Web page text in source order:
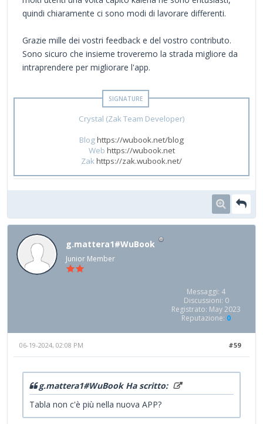
quindi chiaramente ci sono modi di lavorare differenti.
Grazie mille dei vostri feedback e del vostro contributo.
Sono sicuro che insieme troveremo la strada migliore da
intraprendere per migliorare l'app.
Crystal (Zak Team Developer)
Bloghttps://wubook.net/blog
Web https://wubook.net
Zakhttps://zak.wubook.net/
g.mattera1#WuBook
Junior Member
Messaggi: 4
Discussioni: 0
Registrato: May 2023
Reputazione: 0
#59
06-19-2024, 02:08 PM
g.mattera1#WuBook Ha scritto:
Tabla non c'è più nella nuova APP?